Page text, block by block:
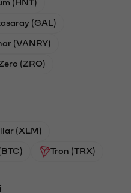
(GAL)
(VANRY)
(ZRO)
(XLM)
Tron (TRX)